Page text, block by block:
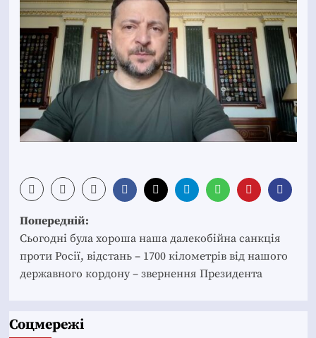
Post
navigation
Попередній:
Сьогодні була хороша наша далекобійна санкція
проти Росії, відстань – 1700 кілометрів від нашого
державного кордону – звернення Президента
Соцмережі